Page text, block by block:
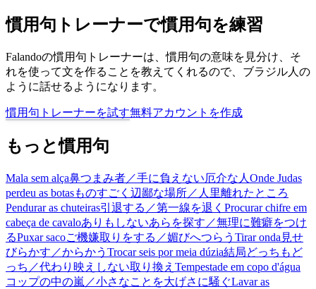
慣用句トレーナーで慣用句を練習
Falandoの慣用句トレーナーは、慣用句の意味を見分け、そ
れを使って文を作ることを教えてくれるので、ブラジル人の
ように話せるようになります。
慣用句トレーナーを試す無料アカウントを作成
もっと慣用句
Mala sem alça鼻つまみ者／手に負えない厄介な人 Onde Judas
perdeu as botasものすごく辺鄙な場所／人里離れたところ
Pendurar as chuteiras引退する／第一線を退く Procurar chifre em
cabeça de cavaloありもしないあらを探す／無理に難癖をつけ
るPuxar sacoご機嫌取りをする／媚びへつらう Tirar onda 見せ
びらかす／からかう Trocar seis por meia dúzia結局どっちもど
っち／代わり映えしない取り換え Tempestade em copo d'água
コップの中の嵐／小さなことを大げさに騒ぐLavar as